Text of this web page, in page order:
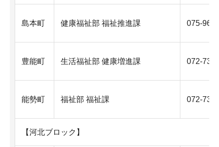
島本町 健康福祉部 福祉推進課 075-
豊能町 生活福祉部 健康増進課 072-
能勢町 福祉部 福祉課 072-
【河北ブロック】